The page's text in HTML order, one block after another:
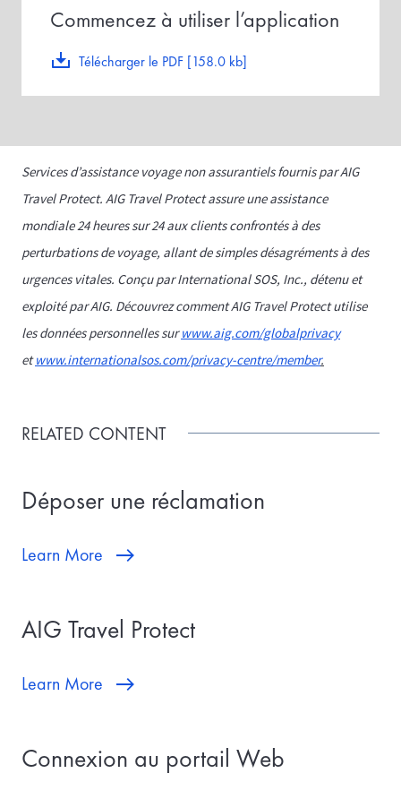
Télécharger le PDF [158.0 kb]
Commencez à utiliser l’application
Services d’assistance voyage non assurantiels fournis par AIG
Travel Protect. AIG Travel Protect assure une assistance
mondiale 24 heures sur 24 aux clients confrontés à des
perturbations de voyage, allant de simples désagréments à des
urgences vitales. Conçu par International SOS, Inc., détenu et
exploité par AIG. Découvrez comment AIG Travel Protect utilise
les données personnelles surwww.aig.com/globalprivacy
etwww.internationalsos.com/privacy-centre/member.
RELATED CONTENT
Déposer une réclamation
Learn More
AIG Travel Protect
Learn More
Connexion au portail Web